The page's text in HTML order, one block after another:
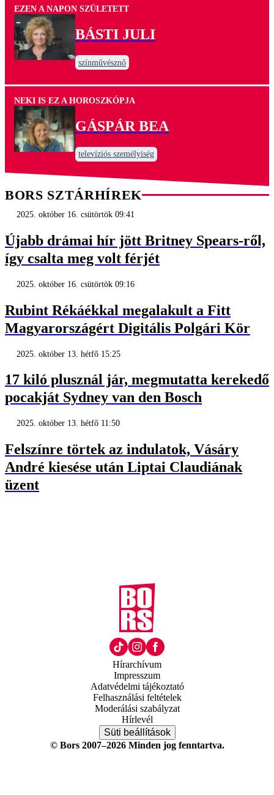
EZEN A NAPON SZÜLETETT
BÁSTI JULI
színművésznő
NEKI IS EZ A HOROSZKÓPJA
GÁSPÁR BEA
televíziós személyiség
BORS SZTÁRHÍREK
2025. október 16. csütörtök 09:41
Újabb drámai hír jött Britney Spears-ről,
így csalta meg volt férjét
2025. október 16. csütörtök 09:16
Rubint Rékáékkal megalakult a Fitt
Magyarországért Digitális Polgári Kör
2025. október 13. hétfő 15:25
17 kiló plusznál jár, megmutatta kerekedő
pocakját Sydney van den Bosch
2025. október 13. hétfő 11:50
Felszínre törtek az indulatok, Vásáry
André kiesése után Liptai Claudiának
üzent
Hírarchívum
Impresszum
Adatvédelmi tájékoztató
Felhasználási feltételek
Moderálási szabályzat
Hírlevél
Süti beállítások
© Bors 2007–2026 Minden jog fenntartva.